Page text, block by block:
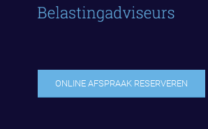
ONLINE AFSPRAAK RESERVEREN